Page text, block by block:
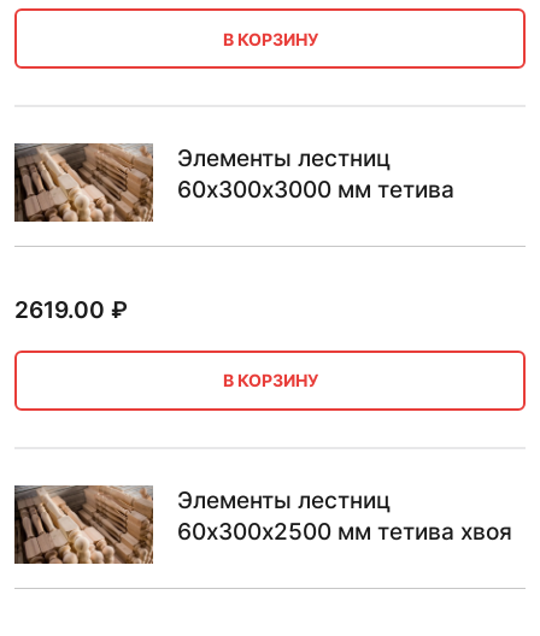
В КОРЗИНУ
Элементы лестниц
60х300х3000 мм тетива
2619.00 ₽
В КОРЗИНУ
Элементы лестниц
60х300х2500 мм тетива хвоя